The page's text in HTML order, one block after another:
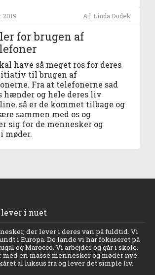
2019 Af: Linda Dudek
for brugen af
have så meget ros for deres
til brugen af
Fra at telefonerne sad
hænder og hele deres liv
så er de kommet tilbage og
sammen med os og
sig for de mennesker og
møder.
i nuet
der lever i deres van på fuldtid. Vi
i Europa. De lande vi har fokuseret på
og Marocco. Vi arbejder og går i skole.
en masse mennesker og møder nye
al luksus fra og lever det simple liv.